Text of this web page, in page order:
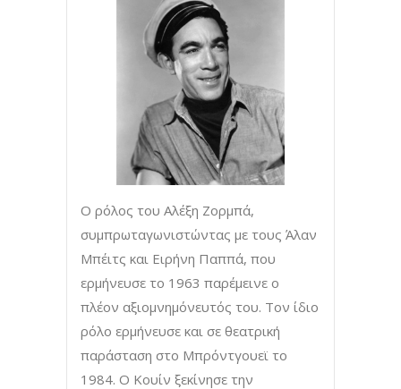
Ο ρόλος του Αλέξη Ζορμπά,
συμπρωταγωνιστώντας με τους Άλαν
Μπέιτς και Ειρήνη Παππά, που
ερμήνευσε το 1963 παρέμεινε ο
πλέον αξιομνημόνευτός του. Τον ίδιο
ρόλο ερμήνευσε και σε θεατρική
παράσταση στο Μπρόντγουεϊ το
1984. Ο Κουίν ξεκίνησε την